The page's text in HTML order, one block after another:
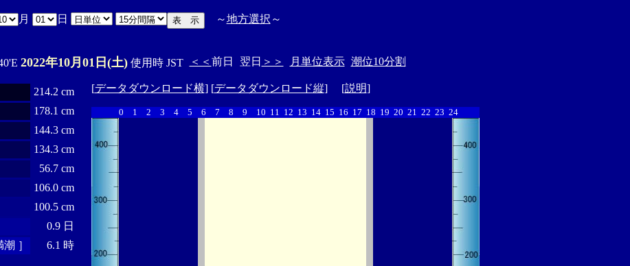
月 日 ～地方選択 ～
2022年10月01日(土)使用時 JST ＜＜ 前日 翌日 ＞＞ 月単位表示 潮位10分割
214.2 cm
178.1 cm
144.3 cm
134.3 cm
56.7 cm
106.0 cm
100.5 cm
0.9 日
］
6.1 時
[データダウンロード横] [データダウンロード縦] [説明]
0 1 2 3 4 5 6 7 8 9 10 11 12 13 14 15 16 17 18 19 20 21 22 23 24